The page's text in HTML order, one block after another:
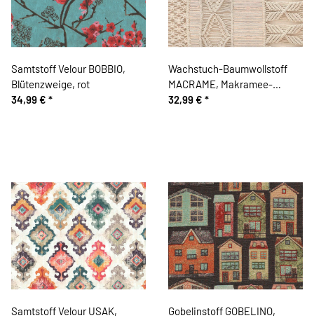
Samtstoff Velour BOBBIO,
Blütenzweige, rot
34,99 € *
Wachstuch-Baumwollstoff
MACRAME, Makramee-
Muster
32,99 € *
Samtstoff Velour USAK,
Gobelinstoff GOBELINO,